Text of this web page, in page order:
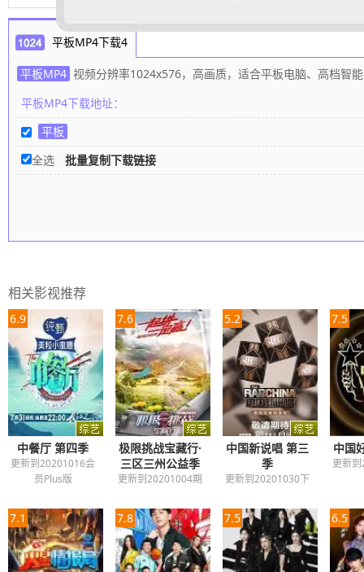
式玩樂景點值得光顧與否，為香港觀眾
平板MP4下载4
平板MP4 视频分辨率1024x576，高画质，适合平板电脑、高档智
平板MP4下载地址：
平板
全选
批量复制下载链接
相关影视推荐
6.9
中餐厅 第四季
更新到20201016会
员Plus版
7.6
极限挑战宝藏行·
三区三州公益季
更新到20201004期
5.2
中国新说唱 第三
季
更新到20201030下
7.5
中国
更新
7.1 7.8 7.5 6.5